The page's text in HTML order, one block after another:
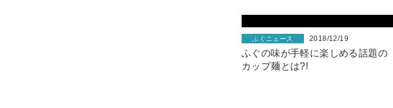
ふぐニュース 2018/12/19
ふぐの味が手軽に楽しめる話題の
カップ麺とは?!